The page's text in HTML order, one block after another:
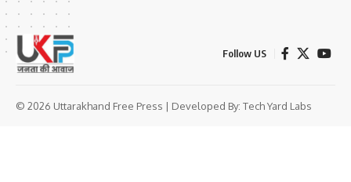
Follow US
© 2026 Uttarakhand Free Press | Developed By: Tech Yard Labs